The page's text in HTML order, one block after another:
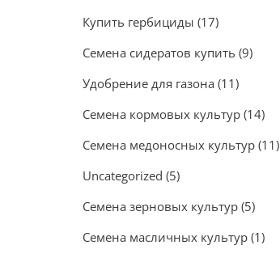
Купить гербициды (17)
Семена сидератов купить (9)
Удобрение для газона (11)
Семена кормовых культур (14)
Семена медоносных культур (11)
Uncategorized (5)
Семена зерновых культур (5)
Семена масличных культур (1)